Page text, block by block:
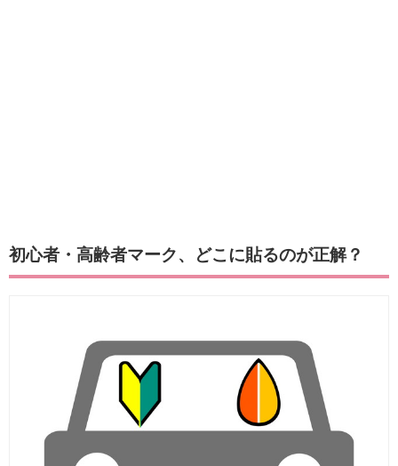
初心者・高齢者マーク、どこに貼るのが正解？